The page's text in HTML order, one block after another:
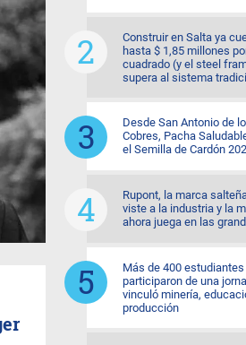
Construir en Salta ya
hasta $ 1,85 millones
cuadrado (y el steel
supera al sistema
Desde San Antonio de
Cobres, Pacha
el Semilla de Cardón
Rupont, la marca
viste a la industria y la
ahora juega en las
Más de 400 estudiantes
participaron de una
vinculó minería,
producción